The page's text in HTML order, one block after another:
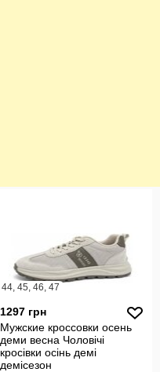
44, 45, 46, 47
1297 грн
Мужские кроссовки осень
деми весна Чоловічі
кросівки осінь демі
демісезон